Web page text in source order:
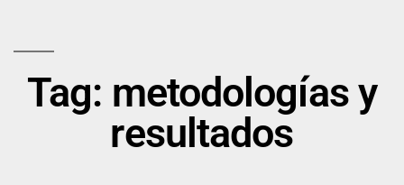
Tag: metodologías y
resultados